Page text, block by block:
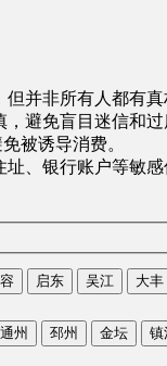
并非所有人都有真
避免盲目迷信和过
被诱导消费。
、银行账户等敏
启东 吴江 大丰
通州 邳州 金坛 镇